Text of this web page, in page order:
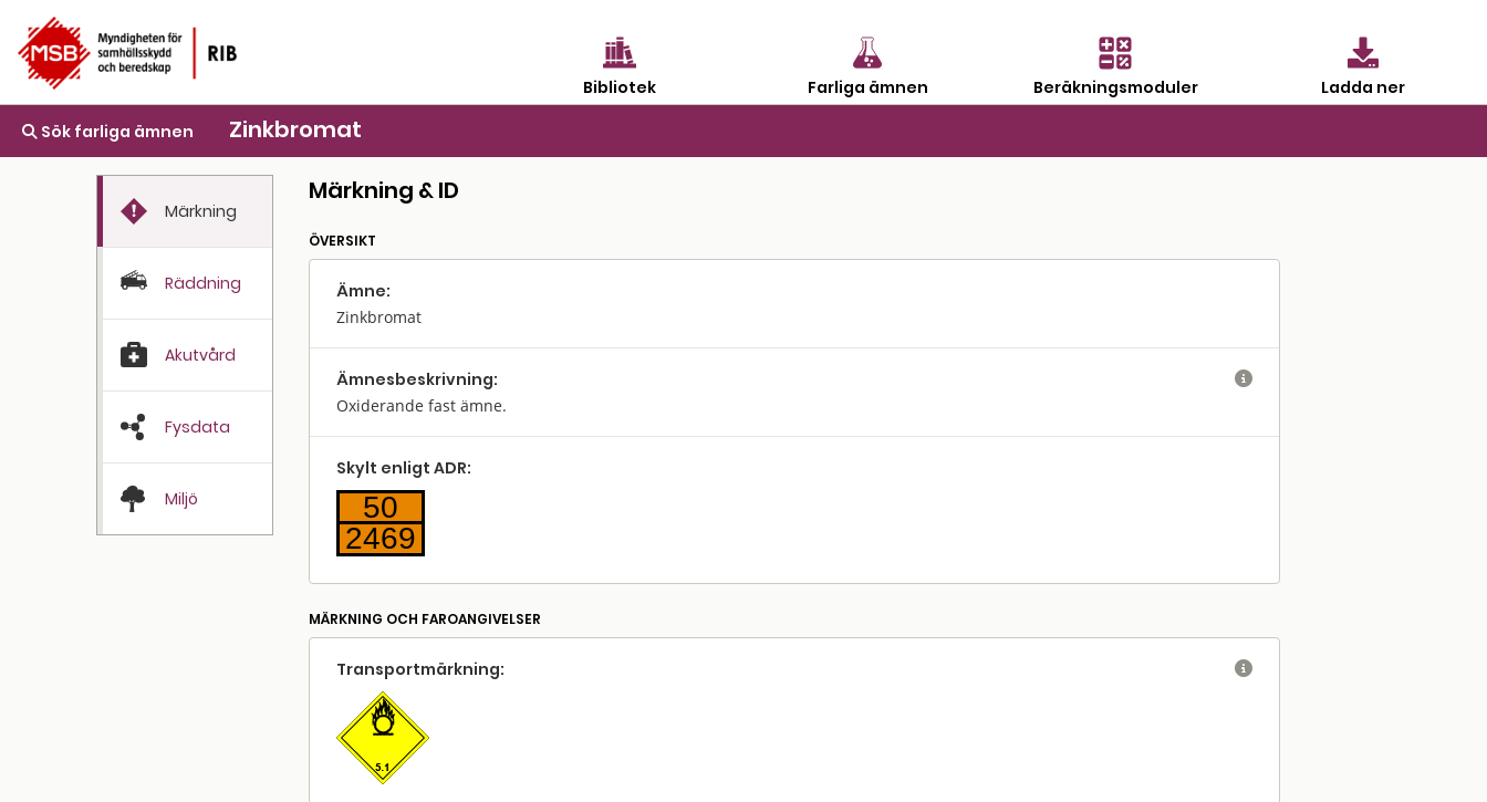
Bibliotek Farliga ämnen Beräkningsmoduler Ladda ner
Sök farliga ämnen Zinkbromat
Märkning
Räddning
Akutvård
Fysdata
Miljö
Märkning & ID
ÖVERSIKT
Ämne:
Zinkbromat
Ämnes­beskrivning:
Oxiderande fast ämne.

Skylt enligt ADR:
50
2469
MÄRKNING OCH FAROANGIVELSER
Transport­märkning: 